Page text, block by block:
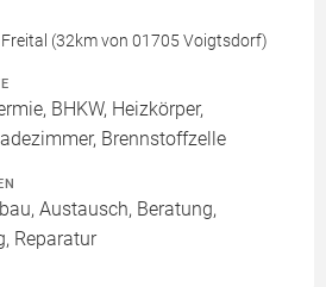
(32km von 01705 Voigtsdorf)
BHKW, Heizkörper,
Brennstoffzelle
Austausch, Beratung,
Reparatur